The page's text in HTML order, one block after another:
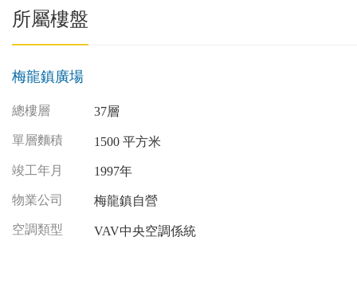
所屬樓盤
梅龍鎮廣場
總樓層 37層
單層麵積 1500 平方米
竣工年月 1997年
物業公司 梅龍鎮自營
空調類型 VAV中央空調係統